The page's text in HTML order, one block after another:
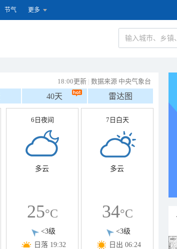
节气 更多
18:00更新 | 数据来源 中央气象台
40天 雷达图
6日夜间
多云
25°C
<3级
日落 19:32
7日白天
多云
34°C
<3级
日出 06:24